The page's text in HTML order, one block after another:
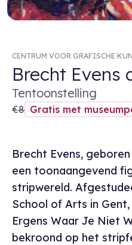
CENTRUM VOOR GRAFISCHE
Brecht Evens
Tentoonstelling
€8 Gratis met
Brecht Evens,
een toonaangevend
stripwereld.
School of Arts in
Ergens Waar Je Niet
bekroond op het